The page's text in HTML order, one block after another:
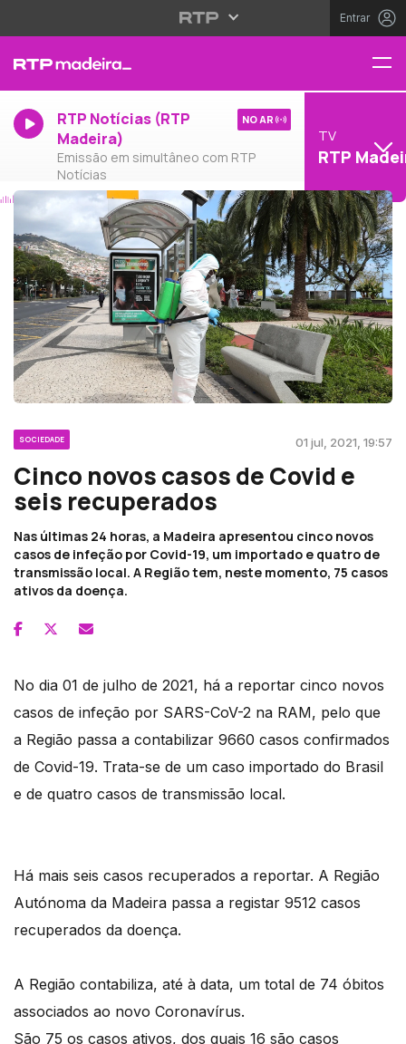
Entrar
RTP Notícias (RTP
Madeira)
Emissão em simultâneo com RTP
Notícias
NO AR
TV
RTP
SOCIEDADE 01 jul, 2021, 19:57
Cinco novos casos de Covid e
seis recuperados
Nas últimas 24 horas, a Madeira apresentou cinco novos
casos de infeção por Covid-19, um importado e quatro de
transmissão local. A Região tem, neste momento, 75 casos
ativos da doença.
No dia 01 de julho de 2021, há a reportar cinco novos
casos de infeção por SARS-CoV-2 na RAM, pelo que
a Região passa a contabilizar 9660 casos confirmados
de Covid-19. Trata-se de um caso importado do Brasil
e de quatro casos de transmissão local.
Há mais seis casos recuperados a reportar. A Região
Autónoma da Madeira passa a registar 9512 casos
recuperados da doença.
A Região contabiliza, até à data, um total de 74 óbitos
associados ao novo Coronavírus.
São 75 os casos ativos, dos quais 16 são casos